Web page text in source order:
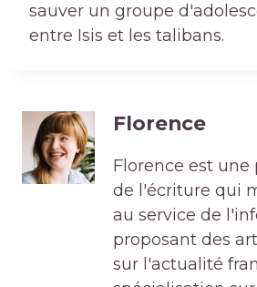
sauver un groupe
entre Isis et les talibans.
Florence
Florence est une
de l'écriture qui
au service de
proposant des
sur l'actualité